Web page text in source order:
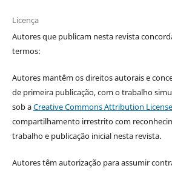
Licença
Autores que publicam nesta revista
termos:
Autores mantêm os direitos autorais e
de primeira publicação, com o trabalho
sob aCreative Commons Attribution License
compartilhamento irrestrito com
trabalho e publicação inicial nesta revista.
Autores têm autorização para assumir